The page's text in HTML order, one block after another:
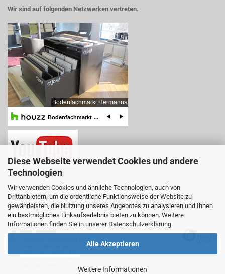
Diese Webseite verwendet Cookies und andere
Technologien
Wir verwenden Cookies und ähnliche Technologien, auch von
Drittanbietern, um die ordentliche Funktionsweise der Website zu
gewährleisten, die Nutzung unseres Angebotes zu analysieren und Ihnen
ein bestmögliches Einkaufserlebnis bieten zu können. Weitere
Informationen finden Sie in unserer Datenschutzerklärung.
Alle Akzeptieren
Weitere Informationen
Wir sind auf folgenden Netzwerken vertreten.
Online-Shopby Gambio.de © 2025
Ausgewählte Top-Bewertungen für www.teboshop.de